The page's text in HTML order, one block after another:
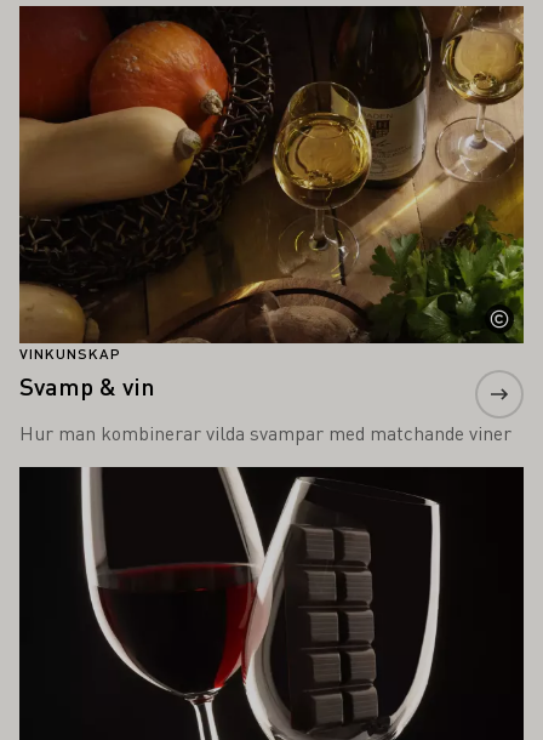
VINKUNSKAP
Svamp & vin
Hur man kombinerar vilda svampar med matchande viner
Läs mer om detta